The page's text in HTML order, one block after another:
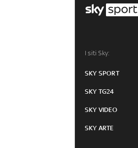
I siti Sky:
SKY SPORT
SKY TG24
SKY VIDEO
SKY ARTE